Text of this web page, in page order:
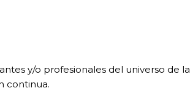
y/o profesionales del universo de la
continua.